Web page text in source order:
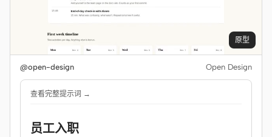
原型
@open-design Open Design
查看完整提示词 →
员工入职